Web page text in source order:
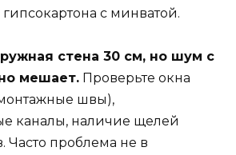
с минватой.
стена 30 см, но шум с
мешает. Проверьте окна
швы),
каналы, наличие щелей
Часто проблема не в